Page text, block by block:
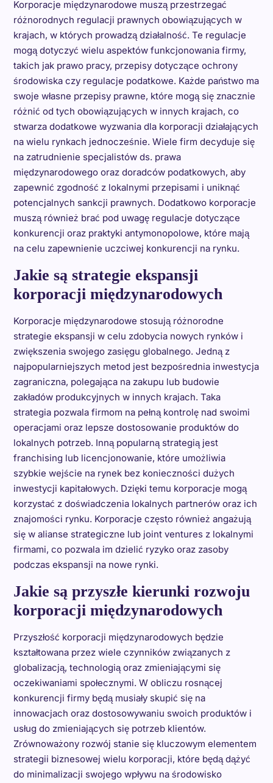
Korporacje międzynarodowe muszą przestrzegać
różnorodnych regulacji prawnych obowiązujących w
krajach, w których prowadzą działalność. Te regulacje
mogą dotyczyć wielu aspektów funkcjonowania firmy,
takich jak prawo pracy, przepisy dotyczące ochrony
środowiska czy regulacje podatkowe. Każde państwo ma
swoje własne przepisy prawne, które mogą się znacznie
różnić od tych obowiązujących w innych krajach, co
stwarza dodatkowe wyzwania dla korporacji działających
na wielu rynkach jednocześnie. Wiele firm decyduje się
na zatrudnienie specjalistów ds. prawa
międzynarodowego oraz doradców podatkowych, aby
zapewnić zgodność z lokalnymi przepisami i uniknąć
potencjalnych sankcji prawnych. Dodatkowo korporacje
muszą również brać pod uwagę regulacje dotyczące
konkurencji oraz praktyki antymonopolowe, które mają
na celu zapewnienie uczciwej konkurencji na rynku.
Jakie są strategie ekspansji
korporacji międzynarodowych
Korporacje międzynarodowe stosują różnorodne
strategie ekspansji w celu zdobycia nowych rynków i
zwiększenia swojego zasięgu globalnego. Jedną z
najpopularniejszych metod jest bezpośrednia inwestycja
zagraniczna, polegająca na zakupu lub budowie
zakładów produkcyjnych w innych krajach. Taka
strategia pozwala firmom na pełną kontrolę nad swoimi
operacjami oraz lepsze dostosowanie produktów do
lokalnych potrzeb. Inną popularną strategią jest
franchising lub licencjonowanie, które umożliwia
szybkie wejście na rynek bez konieczności dużych
inwestycji kapitałowych. Dzięki temu korporacje mogą
korzystać z doświadczenia lokalnych partnerów oraz ich
znajomości rynku. Korporacje często również angażują
się w alianse strategiczne lub joint ventures z lokalnymi
firmami, co pozwala im dzielić ryzyko oraz zasoby
podczas ekspansji na nowe rynki.
Jakie są przyszłe kierunki rozwoju
korporacji międzynarodowych
Przyszłość korporacji międzynarodowych będzie
kształtowana przez wiele czynników związanych z
globalizacją, technologią oraz zmieniającymi się
oczekiwaniami społecznymi. W obliczu rosnącej
konkurencji firmy będą musiały skupić się na
innowacjach oraz dostosowywaniu swoich produktów i
usług do zmieniających się potrzeb klientów.
Zrównoważony rozwój stanie się kluczowym elementem
strategii biznesowej wielu korporacji, które będą dążyć
do minimalizacji swojego wpływu na środowisko